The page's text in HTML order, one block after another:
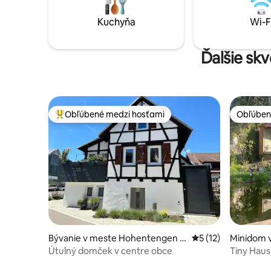
ležadlami • Dve kúpeľne so sprchami •
Bezplatné parkovanie • Projektor a
plátno • Súkromná práčka a sušička •
Kuchyňa Wi-
Ďalšie
Najobľúbenejšie medzi hosťami
Obľúbené medzi hosťami
Bývanie v meste Hohentengen a
m Hochrhein
Priemerné
5 (12)
Útulný domček v centre obce
Minidom
h
Tiny